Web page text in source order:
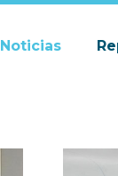
Noticias